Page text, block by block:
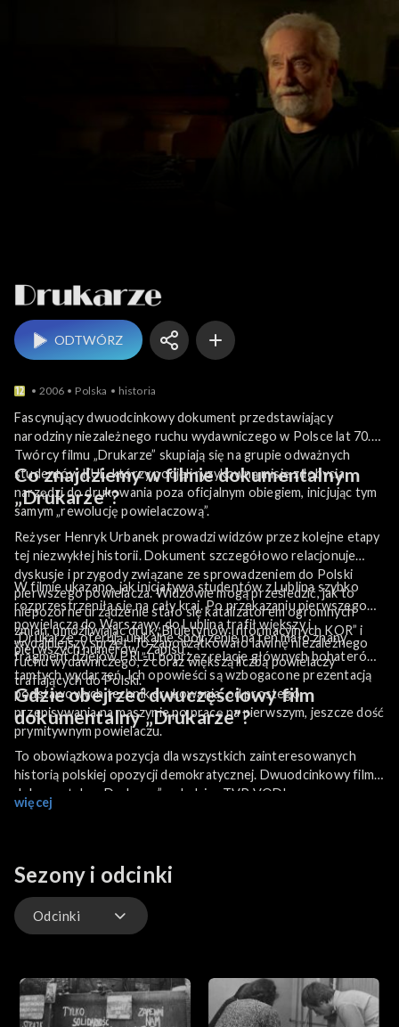
ODTWÓRZ
2006 Polska historia
Fascynujący dwuodcinkowy dokument przedstawiający
narodziny niezależnego ruchu wydawniczego w Polsce lat 70.
Twórcy filmu „Drukarze” skupiają się na grupie odważnych
studentów KUL, którzy podjęli ryzykowną misję zdobycia
narzędzi do drukowania poza oficjalnym obiegiem, inicjując tym
samym „rewolucję powielaczową”.
Co znajdziemy w filmie dokumentalnym
„Drukarze”?
Reżyser Henryk Urbanek prowadzi widzów przez kolejne etapy
tej niezwykłej historii. Dokument szczegółowo relacjonuje
dyskusje i przygody związane ze sprowadzeniem do Polski
pierwszego powielacza. Widzowie mogą prześledzić, jak to
niepozorne urządzenie stało się katalizatorem ogromnych
zmian, umożliwiając druk „Biuletynów Informacyjnych KOR” i
pierwszych numerów „Zapisu”.
W filmie ukazano, jak inicjatywa studentów z Lublina szybko
rozprzestrzeniła się na cały kraj. Po przekazaniu pierwszego
powielacza do Warszawy, do Lublina trafił większy i
wydajniejszy sprzęt. To zapoczątkowało lawinę niezależnego
ruchu wydawniczego, z coraz większą liczbą powielaczy
trafiających do Polski.
„Drukarze” oferują unikalne spojrzenie na ten mało znany
fragment dziejów PRL-u poprzez relacje głównych bohaterów
tamtych wydarzeń. Ich opowieści są wzbogacone prezentacją
podstawowych technik drukowania, od prostego
przepisywania na maszynie po pracę na pierwszym, jeszcze dość
prymitywnym powielaczu.
Gdzie obejrzeć dwuczęściowy film
dokumentalny „Drukarze”?
To obowiązkowa pozycja dla wszystkich zainteresowanych
historią polskiej opozycji demokratycznej. Dwuodcinkowy film
dokumentalny „Drukarze” oglądaj w TVP VOD!
więcej
Sezony i odcinki
Odcinki